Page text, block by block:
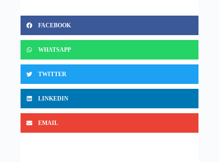
FACEBOOK
WHATSAPP
TWITTER
LINKEDIN
EMAIL